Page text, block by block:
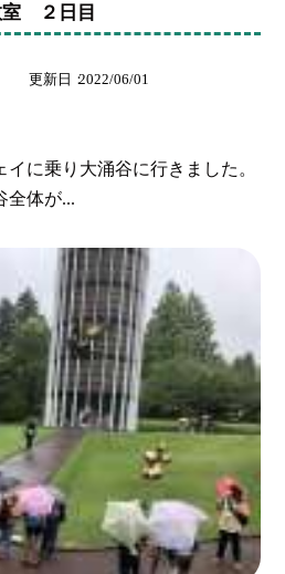
室 ２日目
更新日 2022/06/01
に乗り大涌谷に行きました。
全体が...